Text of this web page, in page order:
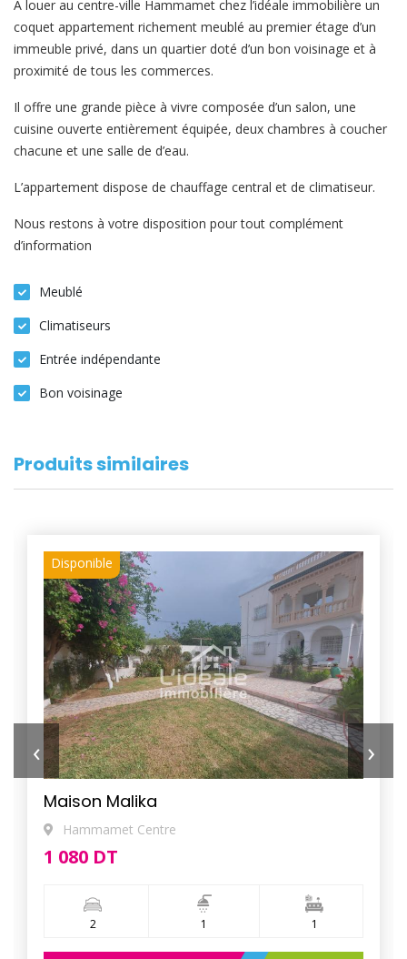
A louer au centre-ville Hammamet chez l’idéale immobilière un
coquet appartement richement meublé au premier étage d’un
immeuble privé, dans un quartier doté d’un bon voisinage et à
proximité de tous les commerces.
Il offre une grande pièce à vivre composée d’un salon, une
cuisine ouverte entièrement équipée, deux chambres à coucher
chacune et une salle de d’eau.
L’appartement dispose de chauffage central et de climatiseur.
Nous restons à votre disposition pour tout complément
d’information
Meublé
Climatiseurs
Entrée indépendante
Bon voisinage
Produits similaires
Disponible
Maison Malika
Hammamet Centre
1 080 DT
2 1 1
‹ ›